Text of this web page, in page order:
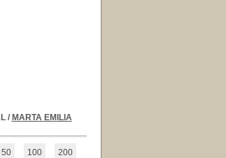
/ MARTA EMILIA
50 100 200